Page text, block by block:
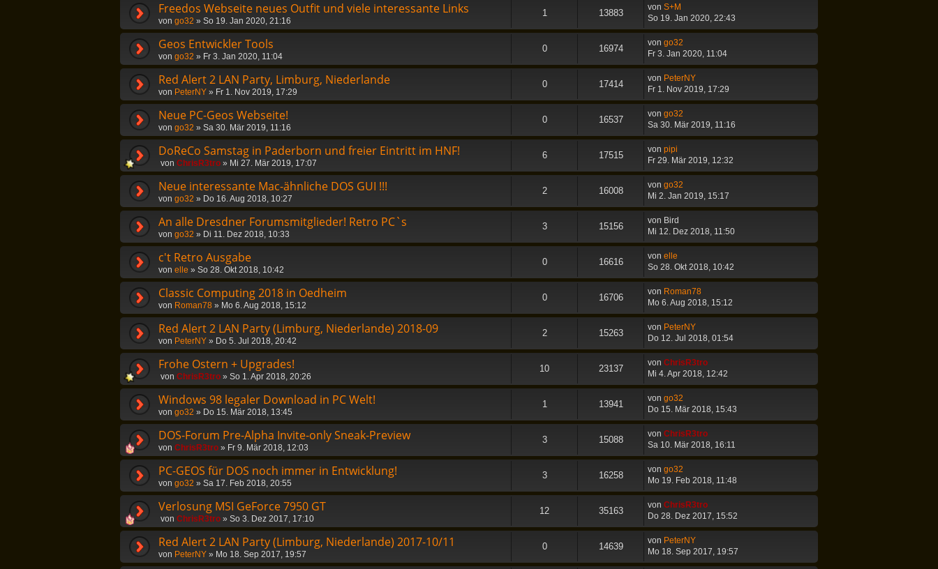
Freedos Webseite neues Outfit und viele interessante Links
von go32 » So 19. Jan 2020, 21:16
1 13883
von S+M
So 19. Jan 2020, 22:43
Geos Entwickler Tools
von go32 » Fr 3. Jan 2020, 11:04
0 16974
von go32
Fr 3. Jan 2020, 11:04
Red Alert 2 LAN Party, Limburg, Niederlande
von PeterNY » Fr 1. Nov 2019, 17:29
0 17414
von PeterNY
Fr 1. Nov 2019, 17:29
Neue PC-Geos Webseite!
von go32 » Sa 30. Mär 2019, 11:16
0 16537
von go32
Sa 30. Mär 2019, 11:16
DoReCo Samstag in Paderborn und freier Eintritt im HNF!
von ChrisR3tro » Mi 27. Mär 2019, 17:07
6 17515
von pipi
Fr 29. Mär 2019, 12:32
Neue interessante Mac-ähnliche DOS GUI !!!
von go32 » Do 16. Aug 2018, 10:27
2 16008
von go32
Mi 2. Jan 2019, 15:17
An alle Dresdner Forumsmitglieder! Retro PC`s
von go32 » Di 11. Dez 2018, 10:33
3 15156
von Bird
Mi 12. Dez 2018, 11:50
c't Retro Ausgabe
von elle » So 28. Okt 2018, 10:42
0 16616
von elle
So 28. Okt 2018, 10:42
Classic Computing 2018 in Oedheim
von Roman78 » Mo 6. Aug 2018, 15:12
0 16706
von Roman78
Mo 6. Aug 2018, 15:12
Red Alert 2 LAN Party (Limburg, Niederlande) 2018-09
von PeterNY » Do 5. Jul 2018, 20:42
2 15263
von PeterNY
Do 12. Jul 2018, 01:54
Frohe Ostern + Upgrades!
von ChrisR3tro » So 1. Apr 2018, 20:26
10 23137
von ChrisR3tro
Mi 4. Apr 2018, 12:42
Windows 98 legaler Download in PC Welt!
von go32 » Do 15. Mär 2018, 13:45
1 13941
von go32
Do 15. Mär 2018, 15:43
DOS-Forum Pre-Alpha Invite-only Sneak-Preview
von ChrisR3tro » Fr 9. Mär 2018, 12:03
3 15088
von ChrisR3tro
Sa 10. Mär 2018, 16:11
PC-GEOS für DOS noch immer in Entwicklung!
von go32 » Sa 17. Feb 2018, 20:55
3 16258
von go32
Mo 19. Feb 2018, 11:48
Verlosung MSI GeForce 7950 GT
von ChrisR3tro » So 3. Dez 2017, 17:10
12 35163
von ChrisR3tro
Do 28. Dez 2017, 15:52
Red Alert 2 LAN Party (Limburg, Niederlande) 2017-10/11
von PeterNY » Mo 18. Sep 2017, 19:57
0 14639
von PeterNY
Mo 18. Sep 2017, 19:57